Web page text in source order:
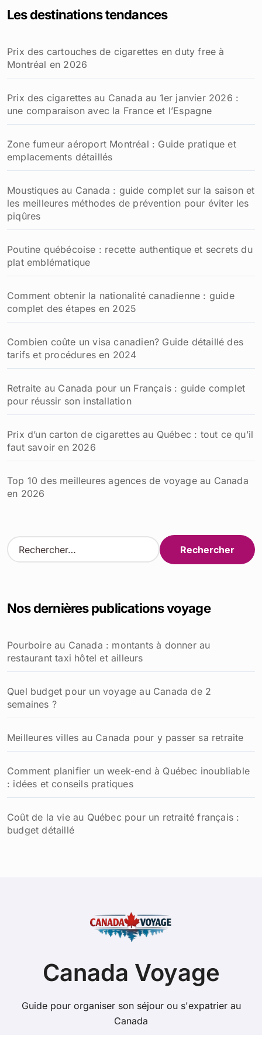
Les destinations tendances
Prix des cartouches de cigarettes en duty free à
Montréal en 2026
Prix des cigarettes au Canada au 1er janvier 2026 :
une comparaison avec la France et l’Espagne
Zone fumeur aéroport Montréal : Guide pratique et
emplacements détaillés
Moustiques au Canada : guide complet sur la saison et
les meilleures méthodes de prévention pour éviter les
piqûres
Poutine québécoise : recette authentique et secrets du
plat emblématique
Comment obtenir la nationalité canadienne : guide
complet des étapes en 2025
Combien coûte un visa canadien? Guide détaillé des
tarifs et procédures en 2024
Retraite au Canada pour un Français : guide complet
pour réussir son installation
Prix d’un carton de cigarettes au Québec : tout ce qu’il
faut savoir en 2026
Top 10 des meilleures agences de voyage au Canada
en 2026
R
e
r
e
r
Nos dernières publications voyage
Pourboire au Canada : montants à donner au
restaurant taxi hôtel et ailleurs
Quel budget pour un voyage au Canada de 2
semaines ?
Meilleures villes au Canada pour y passer sa retraite
Comment planifier un week-end à Québec inoubliable
: idées et conseils pratiques
Coût de la vie au Québec pour un retraité français :
budget détaillé
Canada Voyage
Guide pour organiser son séjour ou s'expatrier au
Canada